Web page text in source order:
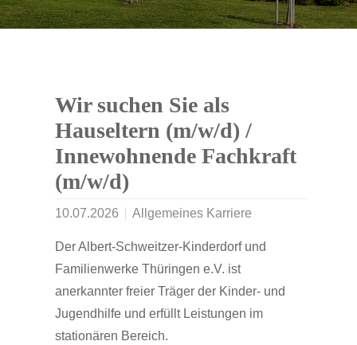
Wir suchen Sie als
Hauseltern (m/w/d) /
Innewohnende Fachkraft
(m/w/d)
10.07.2026 Allgemeines Karriere
Der Albert-Schweitzer-Kinderdorf und
Familienwerke Thüringen e.V. ist
anerkannter freier Träger der Kinder- und
Jugendhilfe und erfüllt Leistungen im
stationären Bereich.